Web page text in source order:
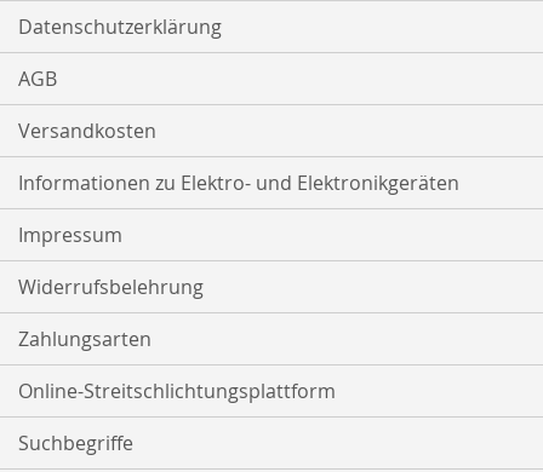
Datenschutzerklärung
AGB
Versandkosten
Informationen zu Elektro- und Elektronikgeräten
Impressum
Widerrufsbelehrung
Zahlungsarten
Online-Streitschlichtungsplattform
Suchbegriffe